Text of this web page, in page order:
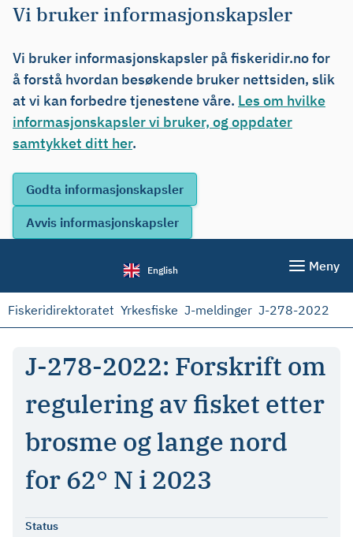
Vi bruker informasjonskapsler
Vi bruker informasjonskapsler på fiskeridir.no for
å forstå hvordan besøkende bruker nettsiden, slik
at vi kan forbedre tjenestene våre. Les om hvilke
informasjonskapsler vi bruker, og oppdater
samtykket ditt her.
English Meny
Fiskeridirektoratet Yrkesfiske J-meldinger J-278-2022
J-278-2022: Forskrift om
regulering av fisket etter
brosme og lange nord
for 62° N i 2023
Status